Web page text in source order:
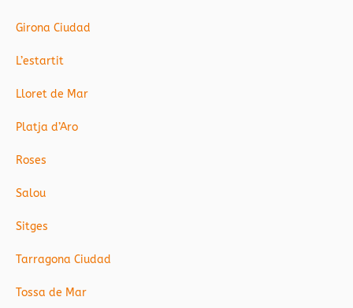
Girona Ciudad
L’estartit
Lloret de Mar
Platja d’Aro
Roses
Salou
Sitges
Tarragona Ciudad
Tossa de Mar